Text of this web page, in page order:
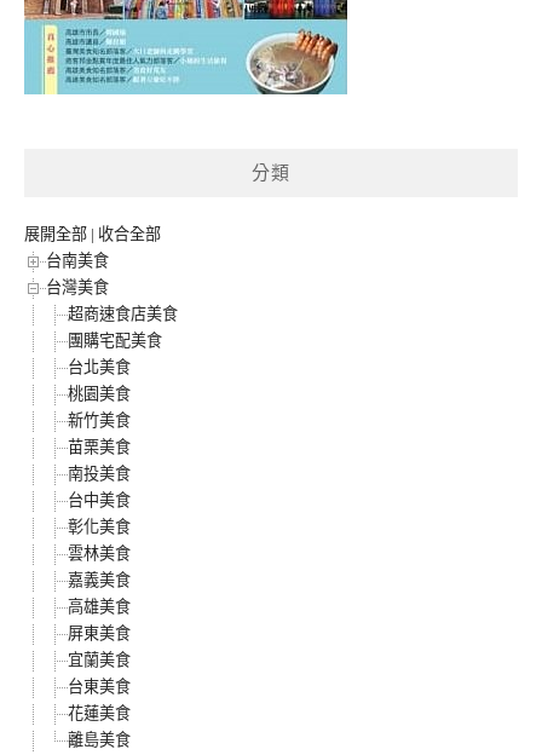
分類
展開全部 | 收合全部
台南美食
台灣美食
超商速食店美食
團購宅配美食
台北美食
桃園美食
新竹美食
苗栗美食
南投美食
台中美食
彰化美食
雲林美食
嘉義美食
高雄美食
屏東美食
宜蘭美食
台東美食
花蓮美食
離島美食